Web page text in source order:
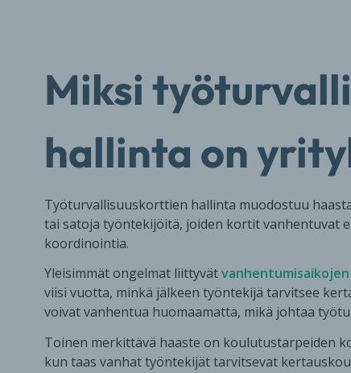
Miksi
hallinta on
Työturvallisuuskorttien hallinta muodostuu
tai satoja työntekijöitä, joiden kortit vanhentuvat
koordinointia.
Yleisimmät ongelmat liittyvät
viisi vuotta, minkä jälkeen työntekijä tarvitsee
voivat vanhentua huomaamatta, mikä johtaa
Toinen merkittävä haaste on koulutustarpeiden
kun taas vanhat työntekijät tarvitsevat